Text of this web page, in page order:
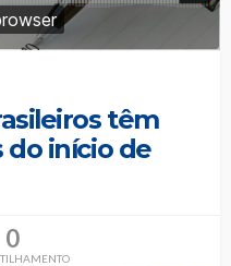
têm
do início de
0